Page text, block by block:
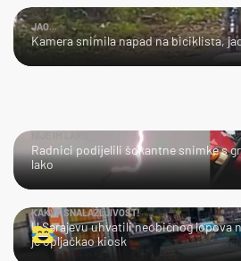
JAO...
Kamera snimila napad na biciklista,
Radnici podijelili šokantne snimke s
lako
KAKVA SNALAŽLJIVOST!
U Sarajevu uhvatili neobičnog lopova
je opljačkao kiosk